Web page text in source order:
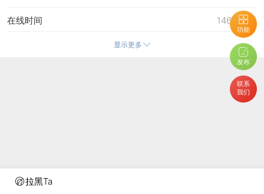
拉黑Ta
功能
发布
联系
我们
1463 小时
在线时间
23-1-2011 21:10
1-5-2023 22:11
1-5-2023 22:11
显示更多